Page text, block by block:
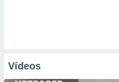
Vídeos